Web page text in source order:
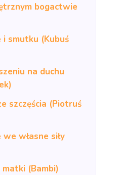
bogactwie
smutku (Kubuś
na duchu
szczęścia (Piotruś
własne siły
(Bambi)